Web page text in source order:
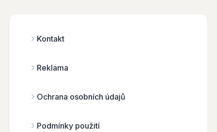
Kontakt
Reklama
Ochrana osobních údajů
Podmínky použití